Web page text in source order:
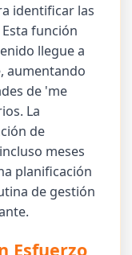
identificar las
función
llegue a
aumentando
de 'me
La
de
meses
planificación
de gestión
Esfuerzo